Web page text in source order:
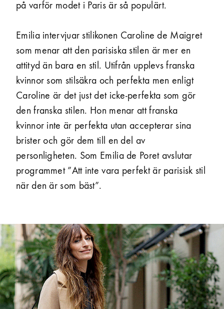
på varför modet i Paris är så populärt.
Emilia intervjuar stilikonen Caroline de Maigret
som menar att den parisiska stilen är mer en
attityd än bara en stil. Utifrån upplevs franska
kvinnor som stilsäkra och perfekta men enligt
Caroline är det just det icke-perfekta som gör
den franska stilen. Hon menar att franska
kvinnor inte är perfekta utan accepterar sina
brister och gör dem till en del av
personligheten. Som Emilia de Poret avslutar
programmet ”Att inte vara perfekt är parisisk stil
när den är som bäst”.